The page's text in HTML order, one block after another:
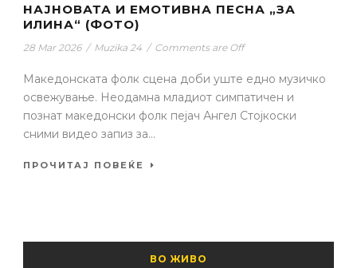
НАЈНОВАТА И ЕМОТИВНА ПЕСНА „ЗА
ИЛИНА“ (ФОТО)
28 Mar 2026 / Muzika 24 / Comments are Off
Македонската фолк сцена доби уште едно музичко
освежување. Неодамна младиот симпатичен и
познат македонски фолк пејач Ангел Стојкоски
сними видео запиз за...
ПРОЧИТАЈ ПОВЕЌЕ
ВО ЖИВО